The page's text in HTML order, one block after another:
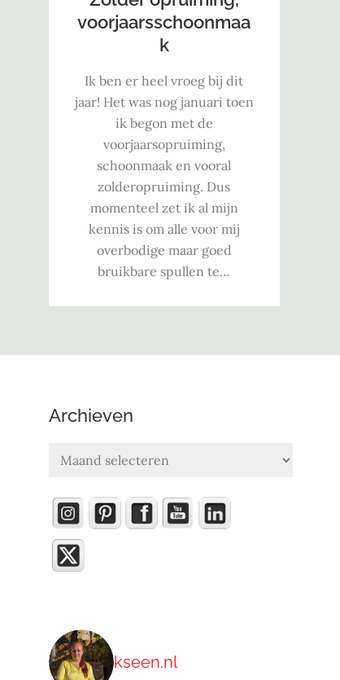
voorjaarsschoonmaa
k
Ik ben er heel vroeg bij dit
jaar! Het was nog januari toen
ik begon met de
voorjaarsopruiming,
schoonmaak en vooral
zolderopruiming. Dus
momenteel zet ik al mijn
kennis is om alle voor mij
overbodige maar goed
bruikbare spullen te…
Archieven
Archieven
kseen.nl